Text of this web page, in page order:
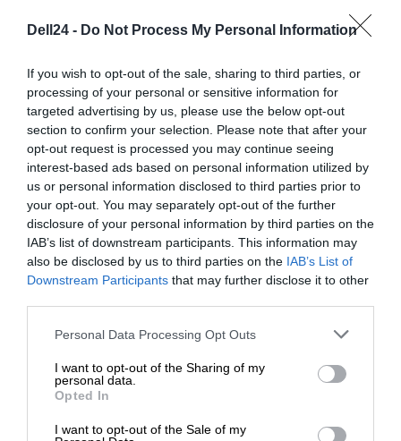
Dell24 - Do Not Process My Personal Information
If you wish to opt-out of the sale, sharing to third parties, or
processing of your personal or sensitive information for
targeted advertising by us, please use the below opt-out
section to confirm your selection. Please note that after your
opt-out request is processed you may continue seeing
interest-based ads based on personal information utilized by
us or personal information disclosed to third parties prior to
your opt-out. You may separately opt-out of the further
disclosure of your personal information by third parties on the
IAB’s list of downstream participants. This information may
also be disclosed by us to third parties on the IAB’s List of
Downstream Participants that may further disclose it to other
Personal Data Processing Opt Outs
I want to opt-out of the Sharing of my
personal data.
Opted In
I want to opt-out of the Sale of my
Trwałe materiały
Torby i plecaki Dell wykonane są z wodoodpornego
nylonu oraz skóry naturalnej (wybrane modele). Nylon to
bardzo wytrzymały materiał, o bardzo dobrych
właściwościach ochronnych. Nie jest podatny na
przecieranie, rozciąganie czy rozerwanie. Zastosowanie
nylonu pozwoli sprostać trudom codziennego
Kolor Czarny
Więcej
informacji
www.dell.pl [LINK]
Deklarowana waga jest wagą minimalną i może różnić się w
zależności od konfiguracji oraz zmian występujących w
procesie produkcyjnym.
INFORMACJE HANDLOWE
Kod producenta 460-11753
Dane
Dell Technologies
https://dell.com